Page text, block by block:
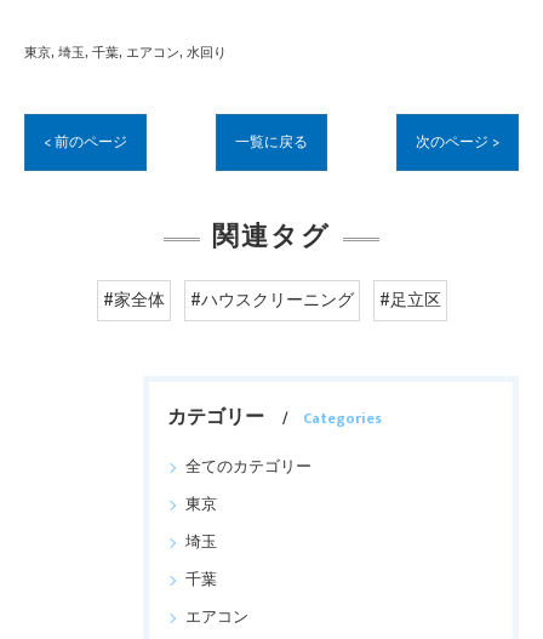
東京 埼玉 千葉 エアコン 水回り
< 前のページ 一覧に戻る 次のページ >
関連タグ
#家全体 #ハウスクリーニング #足立区
カテゴリー
Categories
全てのカテゴリー
東京
埼玉
千葉
エアコン